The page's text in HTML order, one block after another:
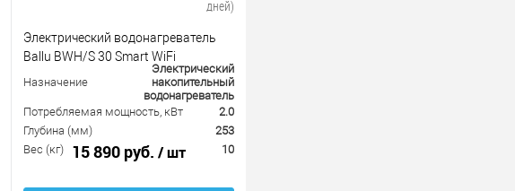
дней)
Электрический водонагреватель
Ballu BWH/S 30 Smart WiFi
Назначение
Электрический
накопительный
водонагреватель
Потребляемая мощность, кВт
2.0
Глубина (мм)
253
Вес (кг)
10
15 890 руб. / шт